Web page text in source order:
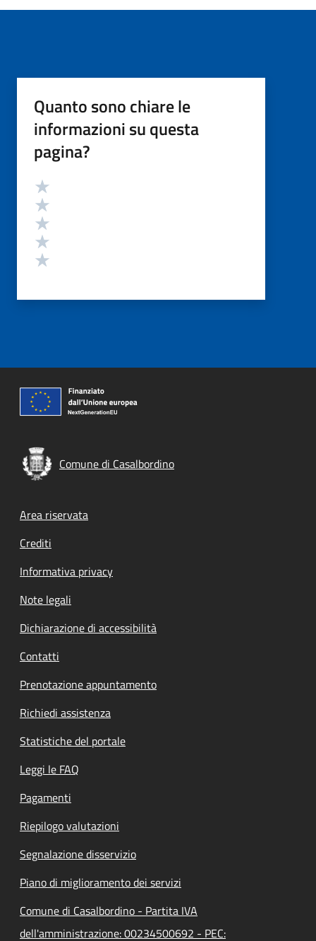
Quanto sono chiare le
informazioni su questa
pagina?
Valutazione
Comune di Casalbordino
Footer menu
Area riservata
Crediti
Informativa privacy
Note legali
Dichiarazione di accessibilità
Contatti
Prenotazione appuntamento
Richiedi assistenza
Statistiche del portale
Leggi le FAQ
Pagamenti
Riepilogo valutazioni
Segnalazione disservizio
Piano di miglioramento dei servizi
Comune di Casalbordino - Partita IVA
dell'amministrazione: 00234500692 - PEC: